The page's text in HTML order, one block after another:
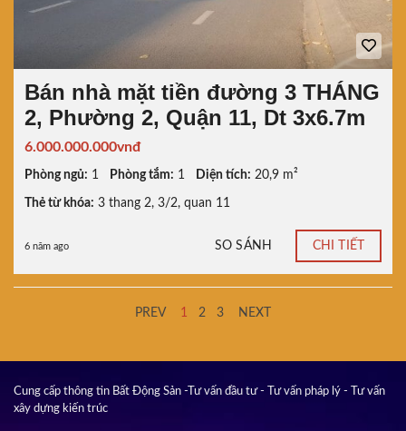
Bán nhà mặt tiền đường 3 THÁNG
2, Phường 2, Quận 11, Dt 3x6.7m
6.000.000.000vnđ
Phòng ngủ: 1 Phòng tắm: 1 Diện tích: 20,9 m²
Thẻ từ khóa: 3 thang 2, 3/2, quan 11
6 năm ago SO SÁNH CHI TIẾT
PREV 1 2 3 NEXT
Cung cấp thông tin Bất Động Sản -Tư vấn đầu tư - Tư vấn pháp lý - Tư vấn
xây dựng kiến trúc